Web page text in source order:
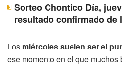
Sorteo Chontico Día,
resultado confirmado de
Los miércoles suelen ser el
ese momento en el que